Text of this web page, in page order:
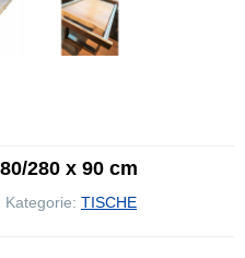
280 x 90 cm
Kategorie: TISCHE